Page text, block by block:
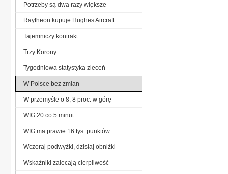
Potrzeby są dwa razy większe
Raytheon kupuje Hughes Aircraft
Tajemniczy kontrakt
Trzy Korony
Tygodniowa statystyka zleceń
W Polsce bez zmian
W przemyśle o 8, 8 proc. w górę
WIG 20 co 5 minut
WIG ma prawie 16 tys. punktów
Wczoraj podwyżki, dzisiaj obniżki
Wskaźniki zalecają cierpliwość